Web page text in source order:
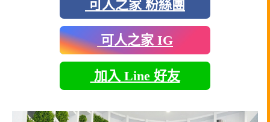
可人之家 粉絲團
可人之家 IG
加入 Line 好友